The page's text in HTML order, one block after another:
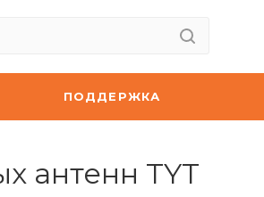
ПОДДЕРЖКА
антенн TYT